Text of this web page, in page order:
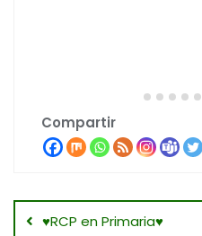
Compartir
Navegación
♥️RCP en Primaria♥️